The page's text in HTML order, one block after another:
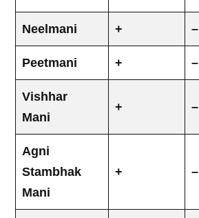
Neelmani + –
Peetmani + –
Vishhar
Mani
+ –
Agni
Stambhak
Mani
+ –